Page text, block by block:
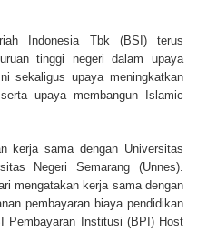
Indonesia Tbk (BSI) terus
tinggi negeri dalam upaya
sekaligus upaya meningkatkan
upaya membangun Islamic
kerja sama dengan Universitas
Negeri Semarang (Unnes).
mengatakan kerja sama dengan
pembayaran biaya pendidikan
Pembayaran Institusi (BPI) Host